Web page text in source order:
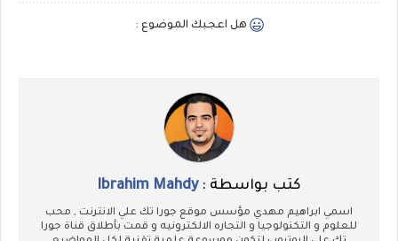
هل اعجبك الموضوع :
كتب بواسطة : Ibrahim Mahdy
اسمي ابراهيم مهدي مؤسس موقع جورا تك علي الانترنت , محب
للعلوم و التكنولوجيا و التجاره الالكترونيه و قمت بأطلاق قناة جورا